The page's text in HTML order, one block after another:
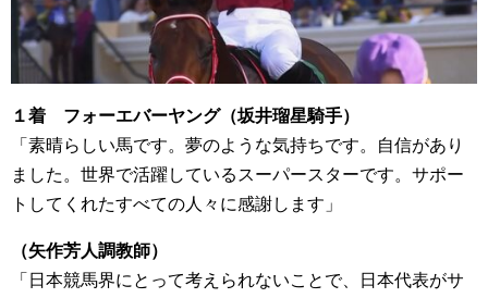
１着 フォーエバーヤング（坂井瑠星騎手）
「素晴らしい馬です。夢のような気持ちです。自信があり
ました。世界で活躍しているスーパースターです。サポー
トしてくれたすべての人々に感謝します」
（矢作芳人調教師）
「日本競馬界にとって考えられないことで、日本代表がサ